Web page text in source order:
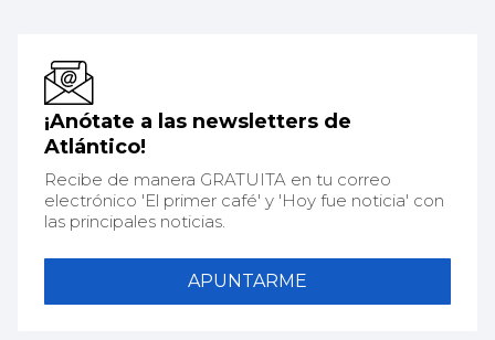
¡Anótate a las newsletters de
Atlántico!
Recibe de manera GRATUITA en tu correo
electrónico 'El primer café' y 'Hoy fue noticia' con
las principales noticias.
APUNTARME